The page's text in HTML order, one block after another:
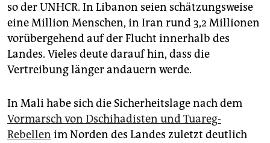
so der UNHCR. In Libanon seien schätzungsweise
eine Million Menschen, in Iran rund 3,2 Millionen
vorübergehend auf der Flucht innerhalb des
Landes. Vieles deute darauf hin, dass die
Vertreibung länger andauern werde.
In Mali habe sich die Sicherheitslage nach dem
Vormarsch von Dschihadisten und Tuareg-
Rebellen im Norden des Landes zuletzt deutlich